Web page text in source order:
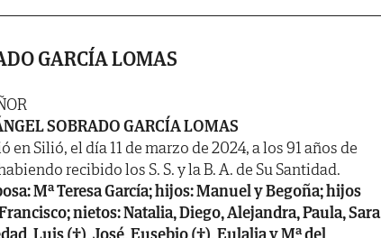
GARCÍA LOMAS
SOBRADO GARCÍA LOMAS
en Silió, el día 11 de marzo de 2024, a los 91 años de
recibido los S. S. y la B. A. de Su Santidad.
Mª Teresa García; hijos: Manuel y Begoña; hijos
nietos: Natalia, Diego, Alejandra, Paula, Sara
Luis (†), José, Eusebio (†), Eulalia y Mª del